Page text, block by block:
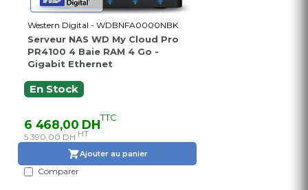
Western Digital - WDBNFA0000NBK
Serveur NAS WD My Cloud Pro
PR4100 4 Baie RAM 4 Go -
Gigabit Ethernet
En Stock
6 468,00 DHTTC
5 390,00 DH HT
Ajouter au panier
Comparer